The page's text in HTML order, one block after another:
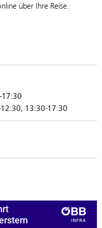
über Ihre Reise.
17:30
13:30-17:30